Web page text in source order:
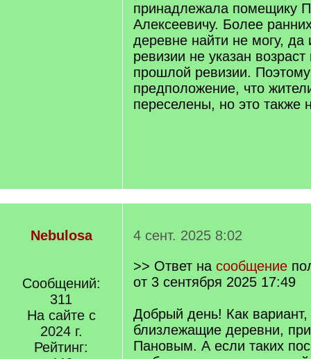
принадлежала помещику
Алексеевичу. Более
деревне найти не могу, да
ревизии не указан
прошлой ревизии. Поэтому
предположение, что
переселены, но это также
Nebulosa
Сообщений:
311
На сайте с
2024 г.
Рейтинг:
4 сент. 2025 8:02
>> Ответ на сообщение
от 3 сентября 2025 17:49
Добрый день! Как
близлежащие деревни,
Пановым. А если таких